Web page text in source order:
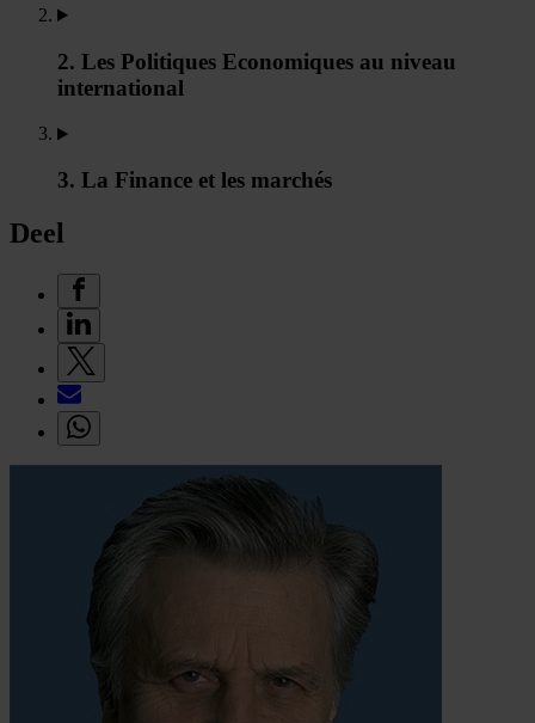
2. Les Politiques Economiques au niveau
international
3. La Finance et les marchés
Deel